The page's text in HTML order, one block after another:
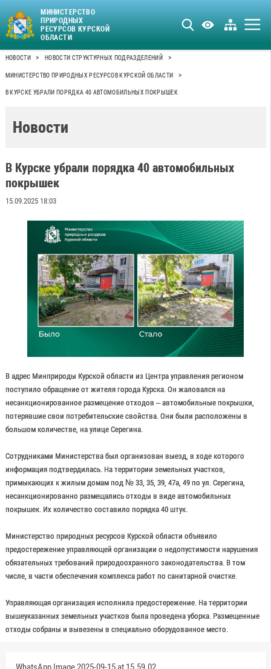
МИНИСТЕРСТВО
ПРИРОДНЫХ
РЕСУРСОВ КУРСКОЙ
ОБЛАСТИ
НОВОСТИ > НОВОСТИ СТРУКТУРНЫХ ПОДРАЗДЕЛЕНИЙ >
МИНИСТЕРСТВО ПРИРОДНЫХ РЕСУРСОВ КУРСКОЙ ОБЛАСТИ >
В КУРСКЕ УБРАЛИ ПОРЯДКА 40 АВТОМОБИЛЬНЫХ ПОКРЫШЕК
Новости
В Курске убрали порядка 40 автомобильных
покрышек
15.09.2025 18:03
В адрес Минприроды Курской области из Центра управления регионом
поступило обращение от жителя города Курска. Он жаловался на
несанкционированное размещение отходов – автомобильные покрышки,
потерявшие свои потребительские свойства. Они были расположены в
большом количестве, на улице Серегина.
Сотрудниками Министерства был организован выезд, в ходе которого
информация подтвердилась. На территории земельных участков,
примыкающих к жилым домам под № 33, 35, 39, 47а, 49 по ул. Серегина,
несанкционированно размещались отходы в виде автомобильных
покрышек. Их количество составило порядка 40 штук.
Министерство природных ресурсов Курской области объявило
предостережение управляющей организации о недопустимости нарушения
обязательных требований природоохранного законодательства. В том
числе, в части обеспечения комплекса работ по санитарной очистке.
Управляющая организация исполнила предостережение. На территории
вышеуказанных земельных участков была проведена уборка. Размещенные
отходы собраны и вывезены в специально оборудованное место.